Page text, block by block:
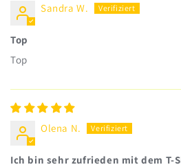
Sandra W.
Top
Top
Olena N.
Ich bin sehr zufrieden mit dem T-